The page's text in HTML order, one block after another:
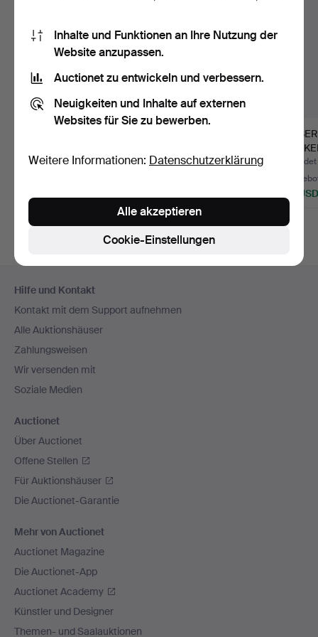
Silber/835/Weißmetal
Beendet 26. Jul 2026
Silb…
Beendet 10. Apr 2026
20
211 USD
Navigation
Hilfe und Kontakt
Kontakt mit dem Support aufnehmen
Alle Auktionshäuser
Zahlungsweisen
Wir versenden mit
Soziale Medien
Auctionet
Über Auctionet
Offene Stellen
Für Auktionshäuser
Die Auctionet-Garantie
Mehr von Auctionet
Auctionet Magazine
Die Auctionet-App
Auctionet Academy
Künstler und Designer
Themen- und Saalauktionen
Inhalte und Funktionen an Ihre Nutzung der
Website anzupassen.
Auctionet zu entwickeln und verbessern.
Neuigkeiten und Inhalte auf externen
Websites für Sie zu bewerben.
Weitere Informationen: Datenschutzerklärung
Cookie-Einstellungen
Alle akzeptieren